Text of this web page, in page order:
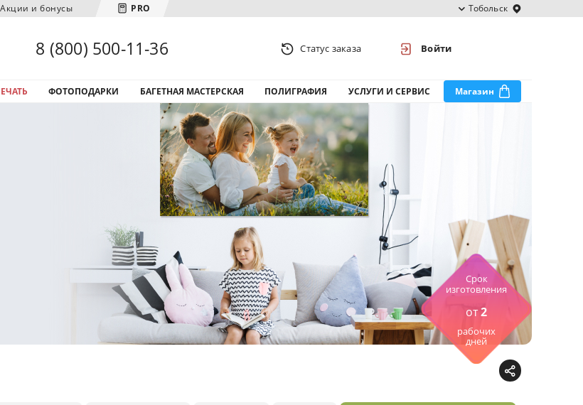
Акции и бонусы PRO Тобольск
Загрузка городов...
8 (800) 500-11-36 Статус заказа Войти
ФОТОПОДАРКИ БАГЕТНАЯ МАСТЕРСКАЯ ПОЛИГРАФИЯ УСЛУГИ И СЕРВИС Магазин
Срок
изготовления
от2
рабочих
дней